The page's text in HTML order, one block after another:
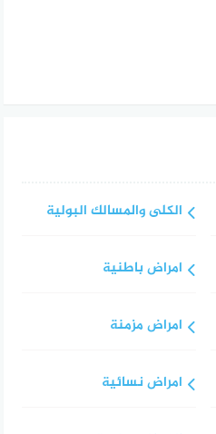
الكلى والمسالك البولية
امراض باطنية
امراض مزمنة
امراض نسائية